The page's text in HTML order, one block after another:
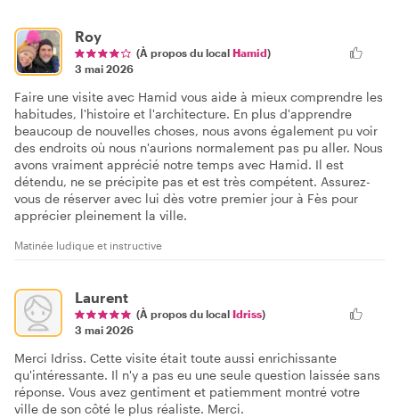
Roy
(À propos du local Hamid)
3 mai 2026
Faire une visite avec Hamid vous aide à mieux comprendre les
habitudes, l'histoire et l'architecture. En plus d'apprendre
beaucoup de nouvelles choses, nous avons également pu voir
des endroits où nous n'aurions normalement pas pu aller. Nous
avons vraiment apprécié notre temps avec Hamid. Il est
détendu, ne se précipite pas et est très compétent. Assurez-
vous de réserver avec lui dès votre premier jour à Fès pour
apprécier pleinement la ville.
Matinée ludique et instructive
Laurent
(À propos du local Idriss)
3 mai 2026
Merci Idriss. Cette visite était toute aussi enrichissante
qu'intéressante. Il n'y a pas eu une seule question laissée sans
réponse. Vous avez gentiment et patiemment montré votre
ville de son côté le plus réaliste. Merci.